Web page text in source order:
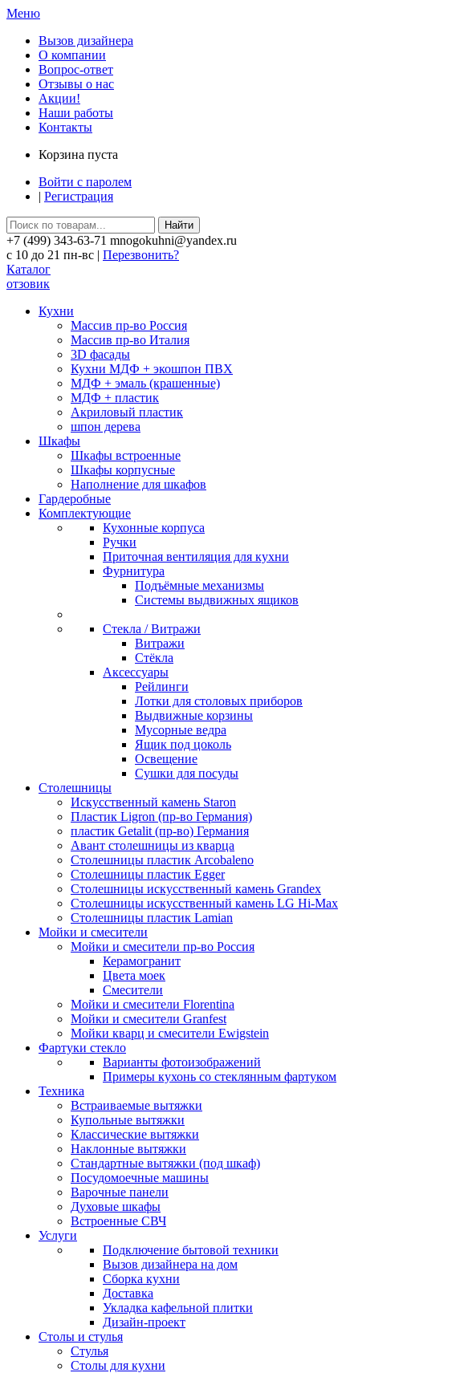
Меню
Вызов дизайнера
О компании
Вопрос-ответ
Отзывы о нас
Акции!
Наши работы
Контакты
Корзина пуста
Войти с паролем
| Регистрация
Найти
+7 (499) 343-63-71 mnogokuhni@yandex.ru
c 10 до 21 пн-вс | Перезвонить?
Каталог
отзовик
Кухни
Массив пр-во Россия
Массив пр-во Италия
3D фасады
Кухни МДФ + экошпон ПВХ
МДФ + эмаль (крашенные)
МДФ + пластик
Акриловый пластик
шпон дерева
Шкафы
Шкафы встроенные
Шкафы корпусные
Наполнение для шкафов
Гардеробные
Комплектующие
Кухонные корпуса
Ручки
Приточная вентиляция для кухни
Фурнитура
Подъёмные механизмы
Системы выдвижных ящиков
Стекла / Витражи
Витражи
Стёкла
Аксессуары
Рейлинги
Лотки для столовых приборов
Выдвижные корзины
Мусорные ведра
Ящик под цоколь
Освещение
Сушки для посуды
Столешницы
Искусственный камень Staron
Пластик Ligron (пр-во Германия)
пластик Getalit (пр-во) Германия
Авант столешницы из кварца
Столешницы пластик Arcobaleno
Столешницы пластик Egger
Столешницы искусственный камень Grandex
Столешницы искусственный камень LG Hi-Max
Столешницы пластик Lamian
Мойки и смесители
Мойки и смесители пр-во Россия
Керамогранит
Цвета моек
Смесители
Мойки и смесители Florentina
Мойки и смесители Granfest
Мойки кварц и смесители Ewigstein
Фартуки стекло
Варианты фотоизображений
Примеры кухонь со стеклянным фартуком
Техника
Встраиваемые вытяжки
Купольные вытяжки
Классические вытяжки
Наклонные вытяжки
Стандартные вытяжки (под шкаф)
Посудомоечные машины
Варочные панели
Духовые шкафы
Встроенные СВЧ
Услуги
Подключение бытовой техники
Вызов дизайнера на дом
Сборка кухни
Доставка
Укладка кафельной плитки
Дизайн-проект
Столы и стулья
Стулья
Столы для кухни